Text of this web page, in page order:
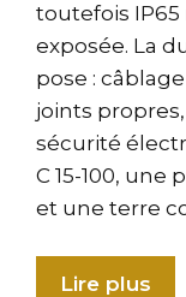
toutefois
exposée. La
pose :
joints
sécurité
C 15-100,
et une terre
Lire plus